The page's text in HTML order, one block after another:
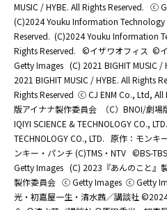
MUSIC / HYBE. All Rights Reserved. ⓒ
(C)2024 Youku Information
Reserved. (C)2024 Youku Information
Rights Reserved. ©イザワオフィス ©
Getty Images (C) 2021 BIGHIT MUSIC /
2021 BIGHIT MUSIC / HYBE. All Rights
Rights Reserved ⓒ CJ ENM Co., Ltd, All
版アイナナ製作委員会
（C）BNOI/劇
IQIYI SCIENCE & TECHNOLOGY CO., LTD.
TECHNOLOGY CO., LTD. 原作：モンキ
ンキー・パンチ (C)TMS・NTV ©BS-TBS
Getty Images (C) 2023『あんのこと』
製作委員会 ⓒ Getty Images ⓒ Getty
光・初嘉屋一生・清水茜／講談社